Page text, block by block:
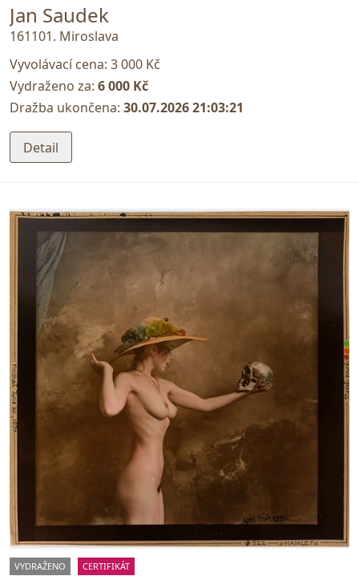
Jan Saudek
161101. Miroslava
Vyvolávací cena: 3 000 Kč
Vydraženo za: 6 000 Kč
Dražba ukončena: 30.07.2026 21:03:21
Detail
VYDRAŽENO CERTIFIKÁT